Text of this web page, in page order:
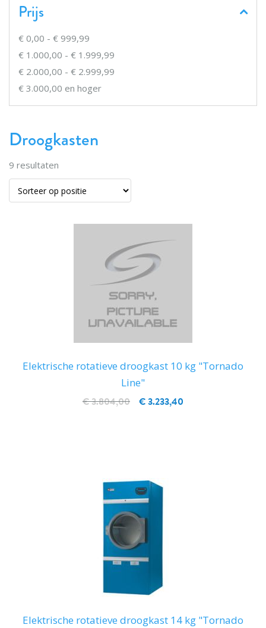
Droogkasten
9 resultaten
Elektrische rotatieve droogkast 10 kg "Tornado
Line"
€ 3.233,40
€ 3.804,00
Elektrische rotatieve droogkast 14 kg "Tornado
Prijs
€ 0,00 - € 999,99
€ 1.000,00 - € 1.999,99
€ 2.000,00 - € 2.999,99
€ 3.000,00 en hoger